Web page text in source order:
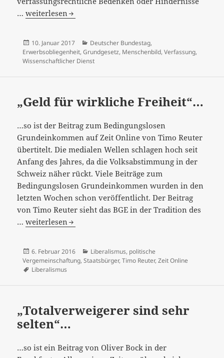
…Ist
des
Menschenbildes
weiterlesen
Veröffentlicht
am
10. Januar 2017 Kategorien
Deutscher Bundestag,
Erwerbsobliegenheit, Grundgesetz, Menschenbild, Verfassung,
Wissenschaftlicher Dienst
„Geld für wirkliche Freiheit“…
…so ist der Beitrag zum Bedingungslosen
Grundeinkommen auf Zeit Online von Timo Reuter
übertitelt. Die medialen Wellen schlagen hoch seit
Anfang des Jahres, da die Volksabstimmung in der
Schweiz näher rückt. Viele Beiträge zum
Bedingungslosen Grundeinkommen wurden in den
letzten Wochen schon veröffentlicht. Der Beitrag
von Timo Reuter sieht das BGE in der Tradition des
…„Geld
Freiheit“…
weiterlesen
Veröffentlicht
am
6. Februar 2016 Kategorien
Liberalismus, politische
Vergemeinschaftung, Staatsbürger, Timo Reuter, Zeit Online
Schlagwörter
Liberalismus
„Totalverweigerer sind sehr
selten“…
…so ist ein Beitrag von Oliver Bock in der